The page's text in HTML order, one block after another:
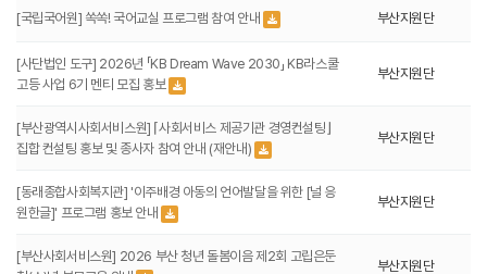
[국립국어원] 쏙쏙! 국어교실 프로그램 참여 안내 부산지원단
[사단법인 도구] 2026년 「KB Dream Wave 2030」 KB라스쿨
고등 사업 6기 멘티 모집 홍보
부산지원단
[부산광역시사회서비스원] ⌈사회서비스 제공기관 경영컨설팅⌋
집합 컨설팅 홍보 및 종사자 참여 안내 (재안내)
부산지원단
[동래종합사회복지관] '이주배경 아동의 언어발달을 위한 [널 응
원한글]' 프로그램 홍보 안내
부산지원단
[부산사회서비스원] 2026 부산 청년 돌봄이음 제2회 고립은둔
부산지원단